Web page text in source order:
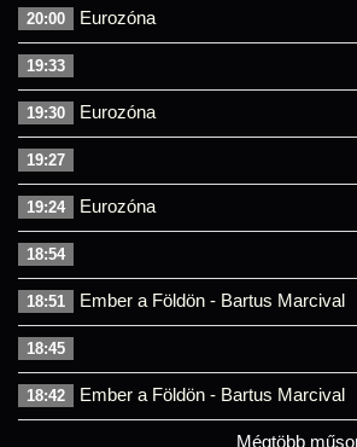
20:00 Eurozóna
19:33
19:30 Eurozóna
19:27
19:24 Eurozóna
18:54
18:51 Ember a Földön - Bartus Marcival
18:45
18:42 Ember a Földön - Bartus Marcival
Mégtöbb